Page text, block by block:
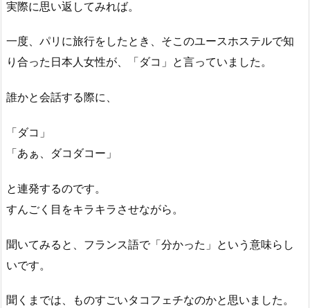
実際に思い返してみれば。
一度、パリに旅行をしたとき、そこのユースホステルで知
り合った日本人女性が、「ダコ」と言っていました。
誰かと会話する際に、
「ダコ」
「あぁ、ダコダコー」
と連発するのです。
すんごく目をキラキラさせながら。
聞いてみると、フランス語で「分かった」という意味らし
いです。
聞くまでは、ものすごいタコフェチなのかと思いました。